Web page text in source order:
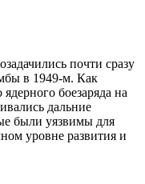
почти сразу
в 1949-м. Как
боезаряда на
дальние
были уязвимы для
уровне развития и